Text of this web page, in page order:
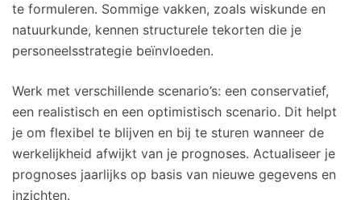
te formuleren. Sommige vakken, zoals wiskunde en
natuurkunde, kennen structurele tekorten die je
personeelsstrategie beïnvloeden.
Werk met verschillende scenario’s: een conservatief,
een realistisch en een optimistisch scenario. Dit helpt
je om flexibel te blijven en bij te sturen wanneer de
werkelijkheid afwijkt van je prognoses. Actualiseer je
prognoses jaarlijks op basis van nieuwe gegevens en
inzichten.